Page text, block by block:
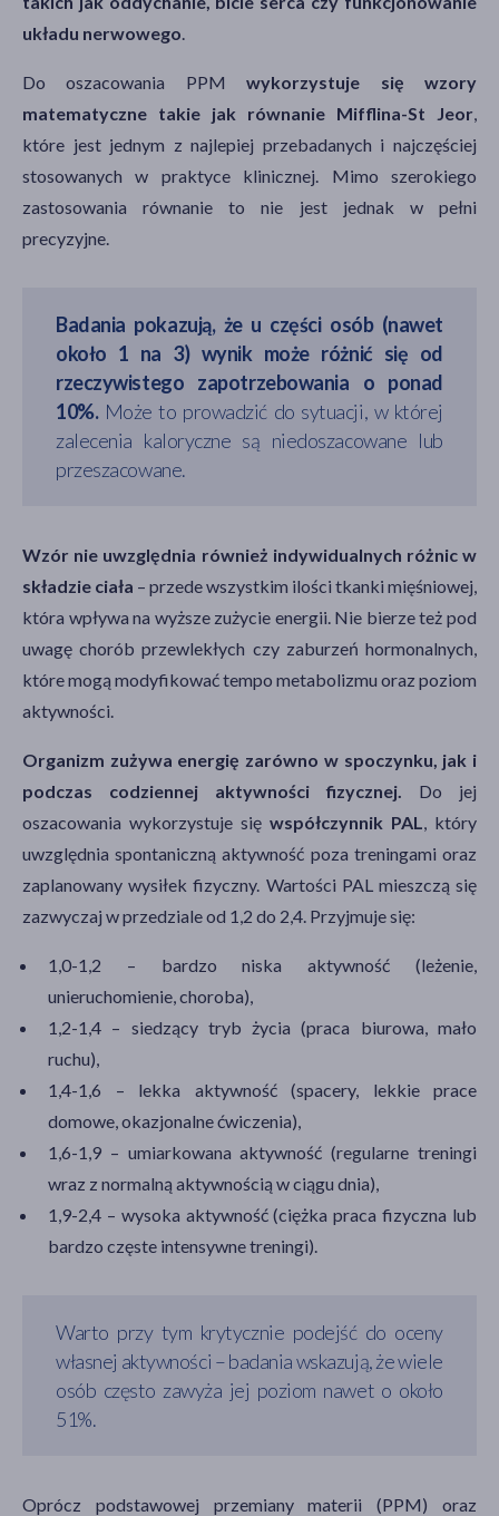
układu nerwowego.
Do oszacowania PPMwykorzystuje się wzory
matematyczne takie jak równanie Mifflina-St Jeor,
które jest jednym z najlepiej przebadanych i najczęściej
stosowanych w praktyce klinicznej. Mimo szerokiego
zastosowania równanie to nie jest jednak w pełni
precyzyjne.
Badania pokazują, że u części osób (nawet
około 1 na 3) wynik może różnić się od
rzeczywistego zapotrzebowania o ponad
10%.Może to prowadzić do sytuacji, w której
zalecenia kaloryczne są niedoszacowane lub
przeszacowane.
Wzór nie uwzględnia również indywidualnych różnic w
składzie ciała – przede wszystkim ilości tkanki mięśniowej,
która wpływa na wyższe zużycie energii. Nie bierze też pod
uwagę chorób przewlekłych czy zaburzeń hormonalnych,
które mogą modyfikować tempo metabolizmu oraz poziom
aktywności.
Organizm zużywa energię zarówno w spoczynku, jak i
podczas codziennej aktywności fizycznej. Do jej
oszacowania wykorzystuje się współczynnik PAL, który
uwzględnia spontaniczną aktywność poza treningami oraz
zaplanowany wysiłek fizyczny. Wartości PAL mieszczą się
zazwyczaj w przedziale od 1,2 do 2,4. Przyjmuje się:
1,0-1,2 – bardzo niska aktywność (leżenie,
unieruchomienie, choroba),
1,2-1,4 – siedzący tryb życia (praca biurowa, mało
ruchu),
1,4-1,6 – lekka aktywność (spacery, lekkie prace
domowe, okazjonalne ćwiczenia),
1,6-1,9 – umiarkowana aktywność (regularne treningi
wraz z normalną aktywnością w ciągu dnia),
1,9-2,4 – wysoka aktywność (ciężka praca fizyczna lub
bardzo częste intensywne treningi).
Warto przy tym krytycznie podejść do oceny
własnej aktywności – badania wskazują, że wiele
osób często zawyża jej poziom nawet o około
51%.
Oprócz podstawowej przemiany materii (PPM) oraz